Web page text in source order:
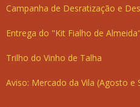
Campanha de Desratização e
Entrega do "Kit Fialho de
Trilho do Vinho de Talha
Aviso: Mercado da Vila (Agosto e